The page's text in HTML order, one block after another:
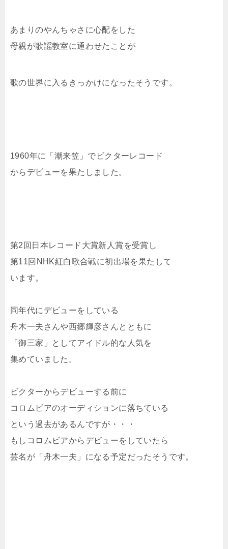
あまりのやんちゃさに心配をした
母親が歌謡教室に通わせたことが
歌の世界に入るきっかけになったそうです。
1960年に「潮来笠」でビクターレコード
からデビューを果たしました。
第2回日本レコード大賞新人賞を受賞し
第11回NHK紅白歌合戦に初出場を果たして
います。
同年代にデビューをしている
舟木一夫さんや西郷輝彦さんとともに
「御三家」としてアイドル的な人気を
集めていました。
ビクターからデビューする前に
コロムビアのオーディションに落ちている
という過去があるんですが・・・
もしコロムビアからデビューをしていたら
芸名が「舟木一夫」になる予定だったそうです。